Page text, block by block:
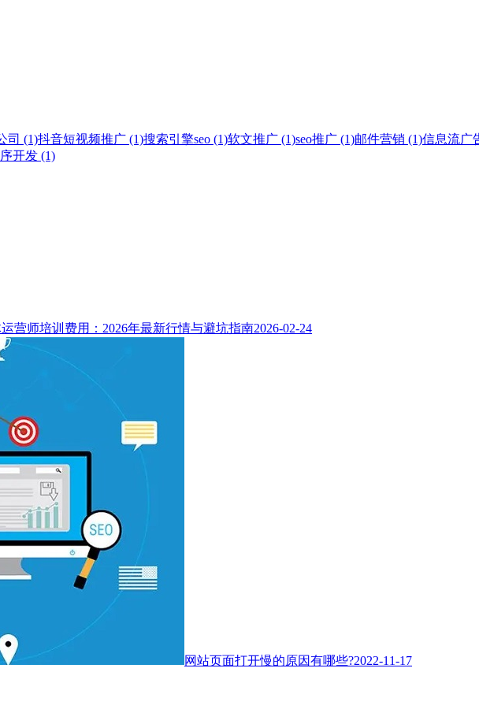
司 (1)抖音短视频推广 (1)搜索引擎seo (1)软文推广 (1)seo推广 (1)邮件营销 (1)信息流广
开发 (1)
营师培训费用：2026年最新行情与避坑指南2026-02-24
网站页面打开慢的原因有哪些?2022-11-17